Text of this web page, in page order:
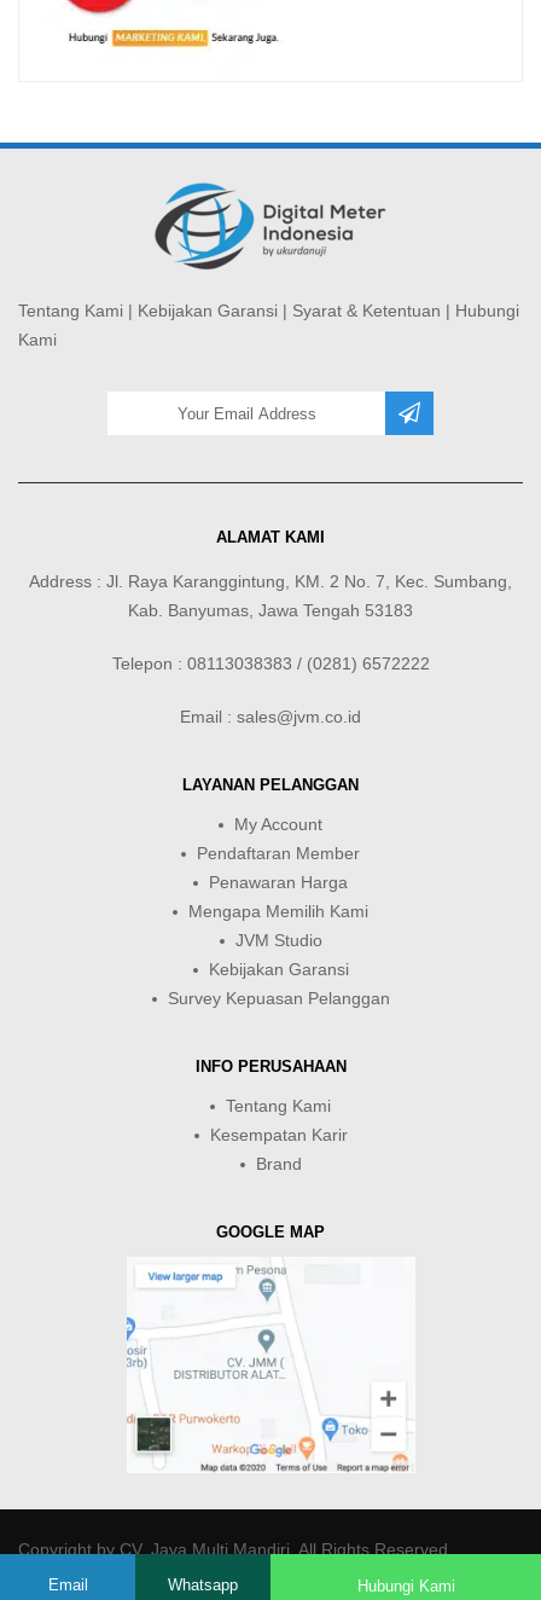
Tentang Kami | Kebijakan Garansi | Syarat & Ketentuan | Hubungi
Kami
ALAMAT KAMI
Address : Jl. Raya Karanggintung, KM. 2 No. 7, Kec. Sumbang,
Kab. Banyumas, Jawa Tengah 53183
Telepon : 08113038383 / (0281) 6572222
Email : sales@jvm.co.id
LAYANAN PELANGGAN
My Account
Pendaftaran Member
Penawaran Harga
Mengapa Memilih Kami
JVM Studio
Kebijakan Garansi
Survey Kepuasan Pelanggan
INFO PERUSAHAAN
Tentang Kami
Kesempatan Karir
Brand
GOOGLE MAP
Copyright byCV. Java Multi Mandiri. All Rights Reserved.
Email Whatsapp Hubungi Kami